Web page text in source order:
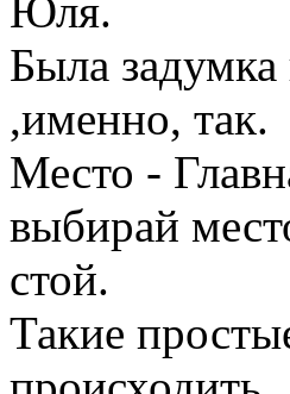
Юля.
Была
,именно, так.
Место -
выбирай
стой.
Такие